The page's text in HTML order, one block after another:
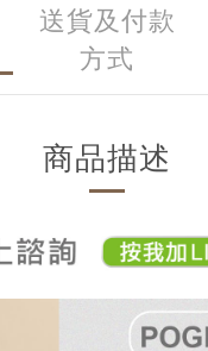
送貨及付款
方式
商品描述